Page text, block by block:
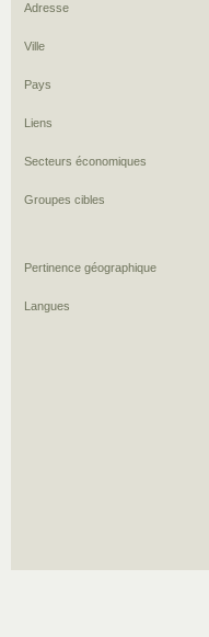
Adresse
Ville
Pays
Liens
Secteurs économiques
Groupes cibles
Pertinence géographique
Langues